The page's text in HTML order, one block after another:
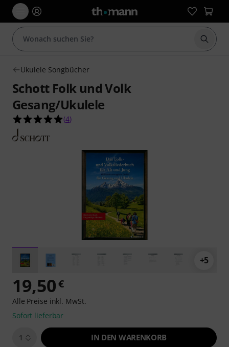
Suche
Ukulele Songbücher
Schott Folk und Volk
Gesang/Ukulele
5.0 von 5 Sternen aus 4 Kundenbewertungen
(4)
+5
19,50€
Alle Preise inkl. MwSt.
Sofort lieferbar
1 IN DEN WARENKORB